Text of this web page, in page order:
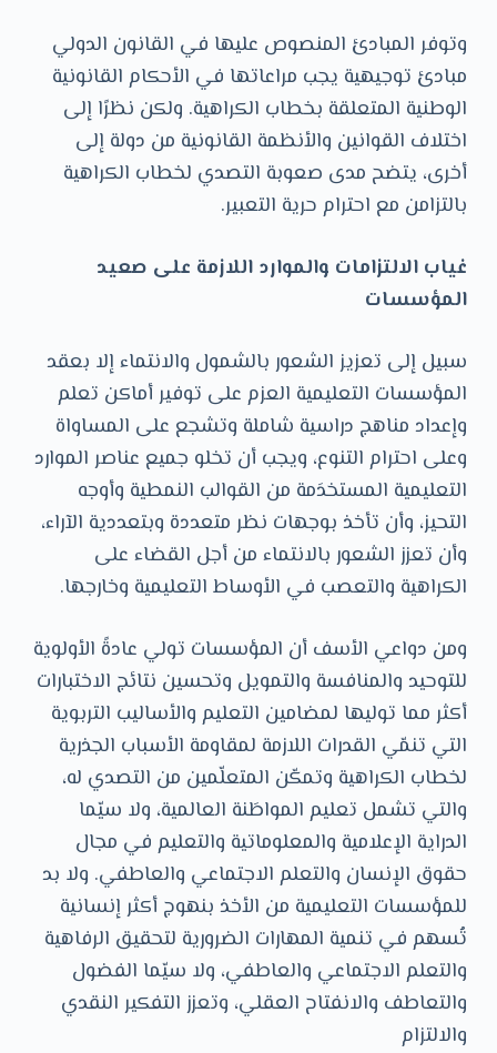
وتوفر المبادئ المنصوص عليها في القانون الدولي
مبادئ توجيهية يجب مراعاتها في الأحكام القانونية
الوطنية المتعلقة بخطاب الكراهية. ولكن نظرًا إلى
اختلاف القوانين والأنظمة القانونية من دولة إلى
أخرى، يتضح مدى صعوبة التصدي لخطاب الكراهية
بالتزامن مع احترام حرية التعبير.
غياب الالتزامات والموارد اللازمة على صعيد
المؤسسات
سبيل إلى تعزيز الشعور بالشمول والانتماء إلا بعقد
المؤسسات التعليمية العزم على توفير أماكن تعلم
وإعداد مناهج دراسية شاملة وتشجع على المساواة
وعلى احترام التنوع، ويجب أن تخلو جميع عناصر الموارد
التعليمية المستخدَمة من القوالب النمطية وأوجه
التحيز، وأن تأخذ بوجهات نظر متعددة وبتعددية الآراء،
وأن تعزز الشعور بالانتماء من أجل القضاء على
الكراهية والتعصب في الأوساط التعليمية وخارجها.
ومن دواعي الأسف أن المؤسسات تولي عادةً الأولوية
للتوحيد والمنافسة والتمويل وتحسين نتائج الاختبارات
أكثر مما توليها لمضامين التعليم والأساليب التربوية
التي تنمّي القدرات اللازمة لمقاومة الأسباب الجذرية
لخطاب الكراهية وتمكّن المتعلّمين من التصدي له،
والتي تشمل تعليم المواطَنة العالمية، ولا سيّما
الدراية الإعلامية والمعلوماتية والتعليم في مجال
حقوق الإنسان والتعلم الاجتماعي والعاطفي. ولا بد
للمؤسسات التعليمية من الأخذ بنهوج أكثر إنسانية
تُسهم في تنمية المهارات الضرورية لتحقيق الرفاهية
والتعلم الاجتماعي والعاطفي، ولا سيّما الفضول
والتعاطف والانفتاح العقلي، وتعزز التفكير النقدي
والالتزام